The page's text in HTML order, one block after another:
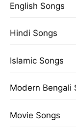
English Songs
Hindi Songs
Islamic Songs
Modern Bengali
Movie Songs